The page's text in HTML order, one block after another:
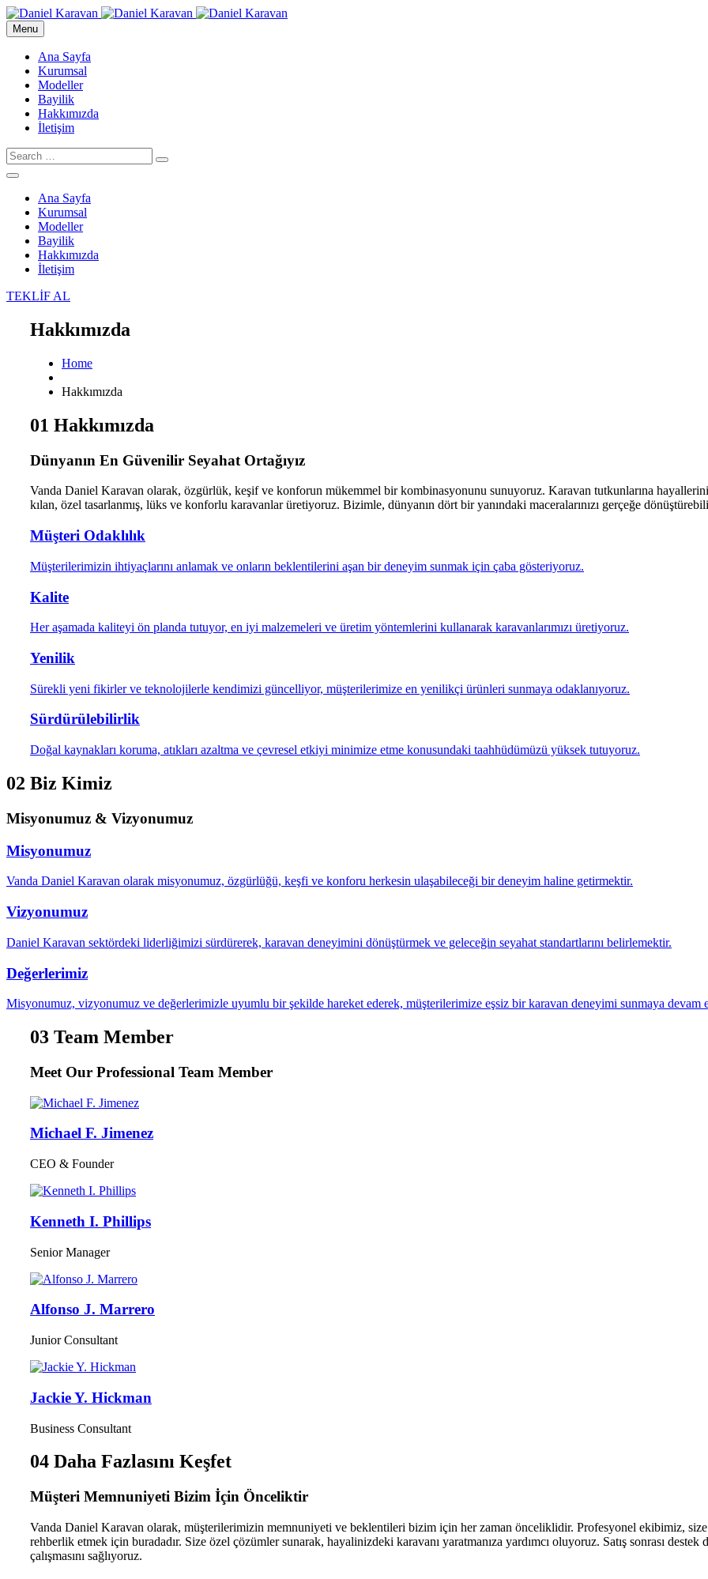
Menu
Ana Sayfa
Kurumsal
Modeller
Bayilik
Hakkımızda
İletişim
Ana Sayfa
Kurumsal
Modeller
Bayilik
Hakkımızda
İletişim
TEKLİF AL
Hakkımızda
Home
Hakkımızda
01 Hakkımızda
Dünyanın En Güvenilir Seyahat Ortağıyız
Vanda Daniel Karavan olarak, özgürlük, keşif ve konforun mükemmel bir kombinasyonunu sunuyoruz. Karavan tutkunlarına
kılan, özel tasarlanmış, lüks ve konforlu karavanlar üretiyoruz. Bizimle, dünyanın dört bir yanındaki maceralarınızı gerçeğe
Müşteri Odaklılık
Müşterilerimizin ihtiyaçlarını anlamak ve onların beklentilerini aşan bir deneyim sunmak için çaba gösteriyoruz.
Kalite
Her aşamada kaliteyi ön planda tutuyor, en iyi malzemeleri ve üretim yöntemlerini kullanarak karavanlarımızı üretiyoruz.
Yenilik
Sürekli yeni fikirler ve teknolojilerle kendimizi güncelliyor, müşterilerimize en yenilikçi ürünleri sunmaya odaklanıyoruz.
Sürdürülebilirlik
Doğal kaynakları koruma, atıkları azaltma ve çevresel etkiyi minimize etme konusundaki taahhüdümüzü yüksek tutuyoruz.
02 Biz Kimiz
Misyonumuz & Vizyonumuz
Misyonumuz
Vanda Daniel Karavan olarak misyonumuz, özgürlüğü, keşfi ve konforu herkesin ulaşabileceği bir deneyim haline getirmektir.
Vizyonumuz
Daniel Karavan sektördeki liderliğimizi sürdürerek, karavan deneyimini dönüştürmek ve geleceğin seyahat standartlarını belirlemektir.
Değerlerimiz
Misyonumuz, vizyonumuz ve değerlerimizle uyumlu bir şekilde hareket ederek, müşterilerimize eşsiz bir karavan deneyimi sunmaya devam
03 Team Member
Meet Our Professional Team Member
Michael F. Jimenez
CEO & Founder
Kenneth I. Phillips
Senior Manager
Alfonso J. Marrero
Junior Consultant
Jackie Y. Hickman
Business Consultant
04 Daha Fazlasını Keşfet
Müşteri Memnuniyeti Bizim İçin Önceliktir
Vanda Daniel Karavan olarak, müşterilerimizin memnuniyeti ve beklentileri bizim için her zaman önceliklidir. Profesyonel ekibimiz,
rehberlik etmek için buradadır. Size özel çözümler sunarak, hayalinizdeki karavanı yaratmanıza yardımcı oluyoruz. Satış sonrası
çalışmasını sağlıyoruz.